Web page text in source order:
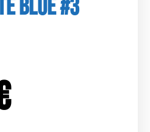
Blue #3